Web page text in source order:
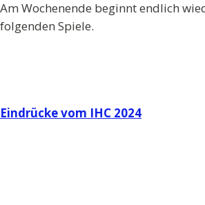
Am Wochenende beginnt endlich
folgenden Spiele.
Beitragsnavigation
Eindrücke vom IHC 2024